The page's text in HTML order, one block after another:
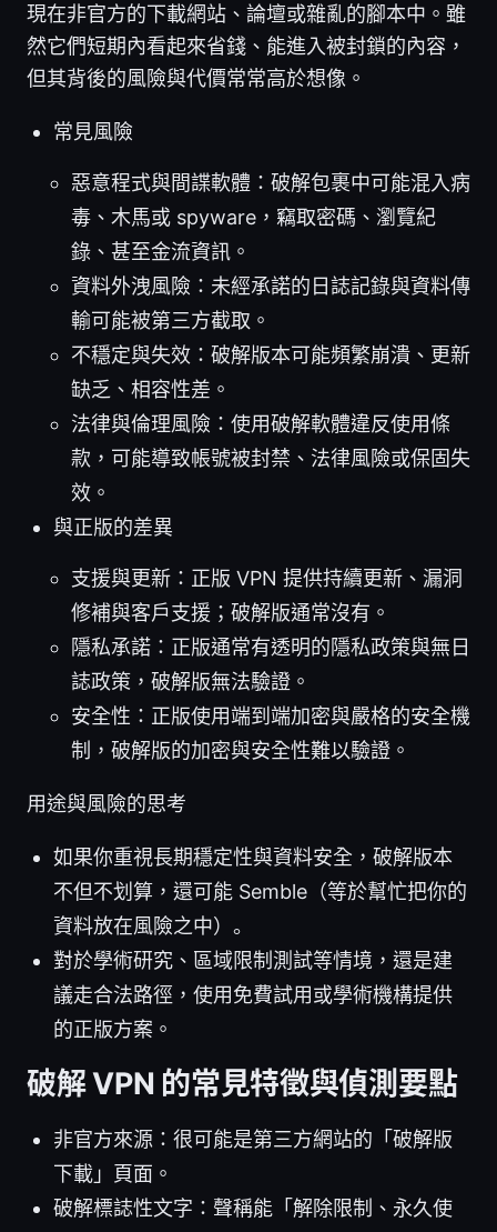
現在非官方的下載網站、論壇或雜亂的腳本中。雖
然它們短期內看起來省錢、能進入被封鎖的內容，
但其背後的風險與代價常常高於想像。
常見風險
惡意程式與間諜軟體：破解包裹中可能混入病
毒、木馬或 spyware，竊取密碼、瀏覽紀
錄、甚至金流資訊。
資料外洩風險：未經承諾的日誌記錄與資料傳
輸可能被第三方截取。
不穩定與失效：破解版本可能頻繁崩潰、更新
缺乏、相容性差。
法律與倫理風險：使用破解軟體違反使用條
款，可能導致帳號被封禁、法律風險或保固失
效。
與正版的差異
支援與更新：正版 VPN 提供持續更新、漏洞
修補與客戶支援；破解版通常沒有。
隱私承諾：正版通常有透明的隱私政策與無日
誌政策，破解版無法驗證。
安全性：正版使用端到端加密與嚴格的安全機
制，破解版的加密與安全性難以驗證。
用途與風險的思考
如果你重視長期穩定性與資料安全，破解版本
不但不划算，還可能 Semble（等於幫忙把你的
資料放在風險之中）。
對於學術研究、區域限制測試等情境，還是建
議走合法路徑，使用免費試用或學術機構提供
的正版方案。
破解 VPN 的常見特徵與偵測要點
非官方來源：很可能是第三方網站的「破解版
下載」頁面。
破解標誌性文字：聲稱能「解除限制、永久使